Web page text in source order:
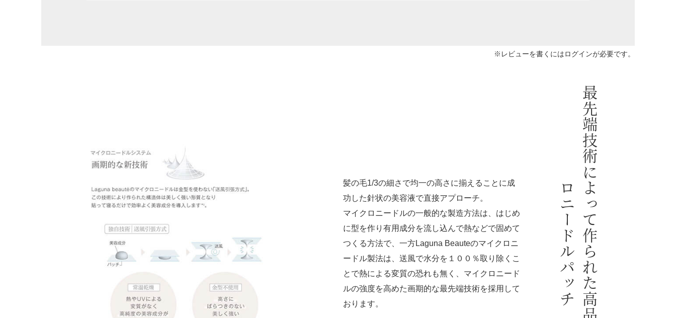
※レビューを書くにはログインが必要です。
最
先
端
技
術
に
よっ
て
作
ら
れ
た
高
品
質
の
マ
イ
ク
ロニ
ー
ド
ル
パ
ッ
チ
髪の毛1/3の細さで均一の高さに揃えることに成
功した針状の美容液で直接アプローチ。
マイクロニードルの一般的な製造方法は、はじめ
に型を作り有用成分を流し込んで熱などで固めて
つくる方法で、一方Laguna Beauteのマイクロニ
ードル製法は、送風で水分を１００％取り除くこ
とで熱による変質の恐れも無く、マイクロニード
ルの強度を高めた画期的な最先端技術を採用して
おります。